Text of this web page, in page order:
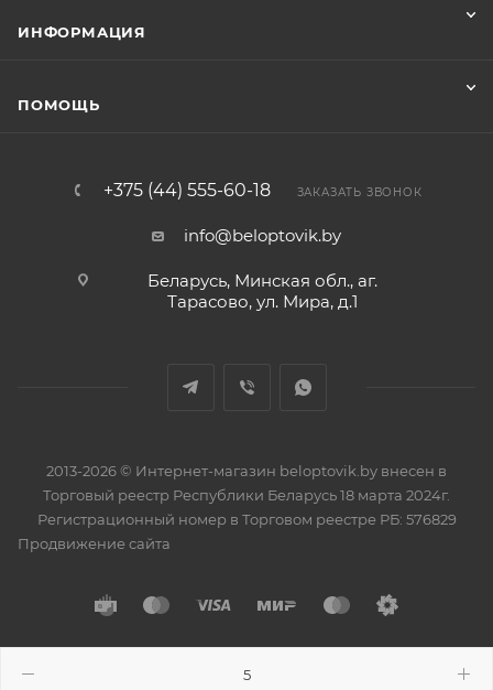
ИНФОРМАЦИЯ
ПОМОЩЬ
+375 (44) 555-60-18 ЗАКАЗАТЬ ЗВОНОК
info@beloptovik.by
Беларусь, Минская обл., аг.
Тарасово, ул. Мира, д.1
2013-2026 © Интернет-магазин beloptovik.by внесен в
Торговый реестр Республики Беларусь 18 марта 2024г.
Регистрационный номер в Торговом реестре РБ: 576829
Продвижение сайта
Разработано в